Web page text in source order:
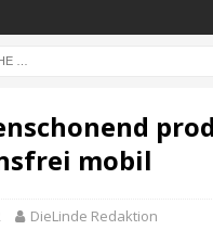
mobil
DieLinde Redaktion